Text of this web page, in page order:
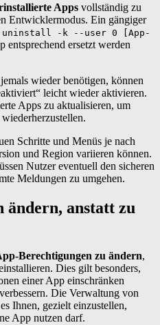
Apps vollständig zu
Entwicklermodus. Ein gängiger
uninstall -k --user 0 [App-
entsprechend ersetzt werden
wieder benötigen, können
leicht wieder aktivieren.
Apps zu aktualisieren, um
Schritte und Menüs je nach
und Region variieren können.
Nutzer eventuell den sicheren
Meldungen zu umgehen.
ändern, anstatt zu
Berechtigungen zu ändern,
Dies gilt besonders,
einer App einschränken
Die Verwaltung von
Ihnen, gezielt einzustellen,
App nutzen darf.